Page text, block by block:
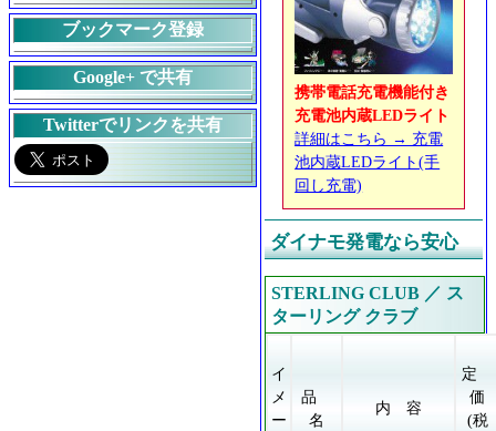
携帯電話充電機能付き
充電池内蔵LEDライト
詳細はこちら → 充電
池内蔵LEDライト(手
回し充電)
ダイナモ発電なら安心
STERLING CLUB ／ ス
ターリング クラブ
イ
メ
ー
品
名
内 容
定
価
(税
ブックマーク登録
Google+ で共有
Twitterでリンクを共有